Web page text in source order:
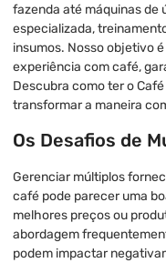
fazenda até máquinas de
especializada,
insumos. Nosso objetivo
experiência com café,
Descubra como ter o
transformar a maneira
Os Desafios de
Gerenciar múltiplos
café pode parecer uma
melhores preços ou
abordagem
podem impactar